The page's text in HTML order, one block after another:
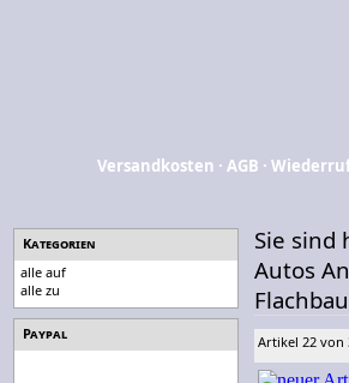
Versandkosten ·AGB ·
Kategorien
alle auf
alle zu
Paypal
Sie sind
Autos
Artikel 22 von